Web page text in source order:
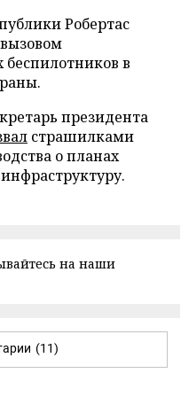
Робертас
в
президента
страшилками
о планах
на наши
(11)